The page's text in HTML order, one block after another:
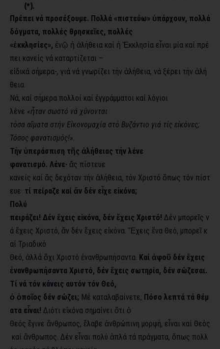
(*).
Πρέπει νά προσέξουμε. Πολλά «πιστεύω» ὑπάρχουν, πολλά
δόγματα, πολλές θρησκεῖες, πολλές
«ἐκκλησίες», ἐνῷ ἡ ἀλήθεια καί ἡ Ἐκκλησία εἶναι μία καί πρέ
πει κανείς νά καταρτίζεται –
εἰδικά σήμερα-, γιά νά γνωρίζει τήν ἀλήθεια, νά ξέρει τήν ἀλή
θεια.
Νά, καί σήμερα πολλοί καί ἐγγράμματοι καί λόγιοι
λένε «ἦταν σωστό νά χύνονται
τόσα αἵματα στήν Εἰκονομαχία στό Βυζάντιο γιά τίς εἰκόνες;
Τόσος φανατισμός!».
Τήν ὑπεράσπιση τῆς ἀλήθειας τήν λένε
φανατισμό. Λένε· ἄς πίστευε
κανείς καί ἄς δεχόταν τήν ἀλήθεια, τόν Χριστό ὅπως τόν πίστ
ευε· τί πείραζε καί ἄν δέν εἶχε εἰκόνα;
Πολύ
πειράζει! Δέν ἔχεις εἰκόνα, δέν ἔχεις Χριστό! Δέν μπορεῖς ν
ά ἔχεις Χριστό, ἄν δέν ἔχεις εἰκόνα. Ἔχεις ἔνα Θεό, μπορεῖ κ
αί Τριαδικό
Θεό, ἀλλά ὄχι Χριστό ἐνανθρωπήσαντα. Καί ἀφοῦ δέν ἔχεις
ἐνανθρωπήσαντα Χριστό, δέν ἔχεις σωτηρία, δέν σώζεσαι.
Τί νά τόν κάνεις αυτόν τόν Θεό,
ὁ ὁποῖος δέν σώζει; Μέ καταλαβαίνετε; Πόσο λεπτά τά θέμ
ατα εἶναι! Διότι εἰκόνα σημαίνει ὅτι ὁ
Θεός ἔγινε ἄνθρωπος, ἔλαβε ἀνθρώπινη μορφή, εἶναι καί Θεός
καί ἄνθρωπος. Δέν εἶναι πολύ ἁπλά τά πράγματα, ὅπως πολλ